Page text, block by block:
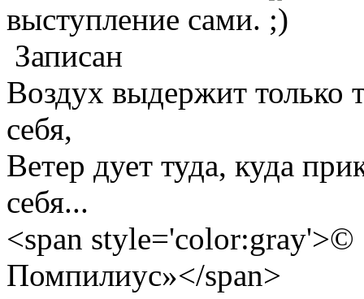
выступление сами.
Записан
Воздух выдержит только
себя,
Ветер дует туда, куда
себя...
<span style='color:gray'>©
Помпилиус»</span>